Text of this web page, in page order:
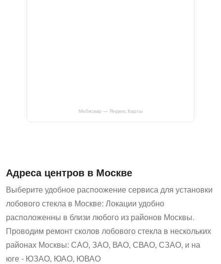
Мобискар — Яндекс.Карты
Адреса центров в Москве
Выберите удобное распоожение сервиса для установки
лобового стекла в Москве: Локации удобно
расположенны в близи любого из районов Москвы.
Проводим ремонт сколов лобового стекла в нескольких
районах Москвы: САО, ЗАО, ВАО, СВАО, СЗАО, и на
юге - ЮЗАО, ЮАО, ЮВАО